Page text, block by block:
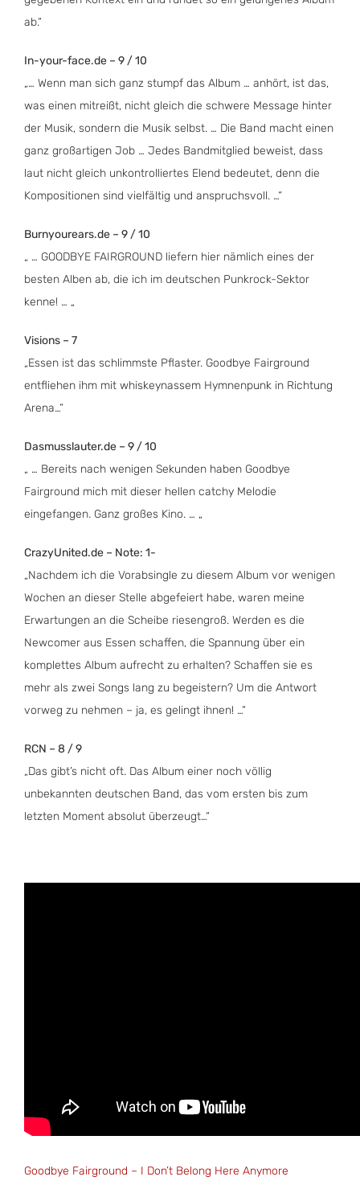
ab.“
In-your-face.de – 9 / 10
„… Wenn man sich ganz stumpf das Album … anhört, ist das,
was einen mitreißt, nicht gleich die schwere Message hinter
der Musik, sondern die Musik selbst. … Die Band macht einen
ganz großartigen Job … Jedes Bandmitglied beweist, dass
laut nicht gleich unkontrolliertes Elend bedeutet, denn die
Kompositionen sind vielfältig und anspruchsvoll. …“
Burnyourears.de – 9 / 10
„ … GOODBYE FAIRGROUND liefern hier nämlich eines der
besten Alben ab, die ich im deutschen Punkrock-Sektor
kenne! … „
Visions – 7
„Essen ist das schlimmste Pflaster. Goodbye Fairground
entfliehen ihm mit whiskeynassem Hymnenpunk in Richtung
Arena…“
Dasmusslauter.de – 9 / 10
„ … Bereits nach wenigen Sekunden haben Goodbye
Fairground mich mit dieser hellen catchy Melodie
eingefangen. Ganz großes Kino. … „
CrazyUnited.de – Note: 1-
„Nachdem ich die Vorabsingle zu diesem Album vor wenigen
Wochen an dieser Stelle abgefeiert habe, waren meine
Erwartungen an die Scheibe riesengroß. Werden es die
Newcomer aus Essen schaffen, die Spannung über ein
komplettes Album aufrecht zu erhalten? Schaffen sie es
mehr als zwei Songs lang zu begeistern? Um die Antwort
vorweg zu nehmen – ja, es gelingt ihnen! …“
RCN – 8 / 9
„Das gibt’s nicht oft. Das Album einer noch völlig
unbekannten deutschen Band, das vom ersten bis zum
letzten Moment absolut überzeugt…“
Goodbye Fairground – I Don’t Belong Here Anymore